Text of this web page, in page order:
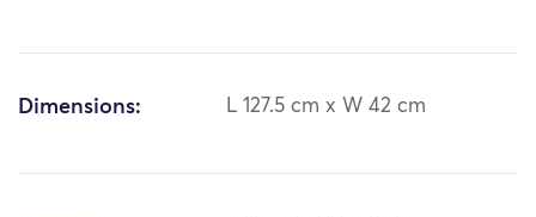
Dimensions: L 127.5 cm x W 42 cm